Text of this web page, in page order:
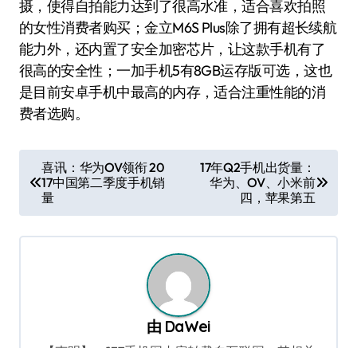
摄，使得自拍能力达到了很高水准，适合喜欢拍照
的女性消费者购买；金立M6S Plus除了拥有超长续航
能力外，还内置了安全加密芯片，让这款手机有了
很高的安全性；一加手机5有8GB运存版可选，这也
是目前安卓手机中最高的内存，适合注重性能的消
费者选购。
章
导
航
喜讯：华为OV领衔 20
17中国第二季度手机销
量
17年Q2手机出货量：
华为、OV、小米前
四，苹果第五
由 DaWei